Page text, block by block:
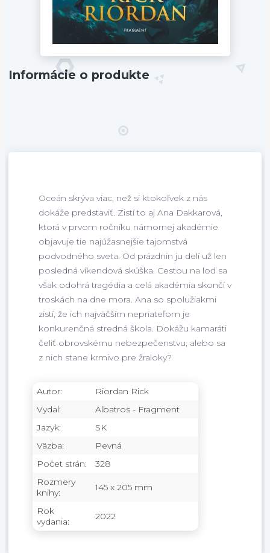
Informácie o produkte
Oceán skrýva viac, než si ktokoľvek z nás
dokáže predstaviť. Zistí to aj Ana Dakkarová,
ktorá v prvom ročníku námornej akadémie
objavuje tie najúžasnejšie tajomstvá
podvodného sveta. Od prázdnin ju delí už len
posledná víkendová skúška. Cestou na loď sa
však odohrá tragédia a celá akadémia skončí v
troskách na dne mora. Ana so spolužiakmi
zistí, že ich najväčším nepriateľom je
konkurenčná stredná škola. Dokážu kamaráti
čeliť obrovskému nebezpečenstvu, alebo sa
z nich stane krmivo pre žraloky?
Autor:
Riordan Rick
Vydal:
Albatros - Fragment
Jazyk:
SK
Väzba:
Pevná
Počet strán:
328
Rozmery
knihy:
145 x 205 mm
Rok
vydania:
2022